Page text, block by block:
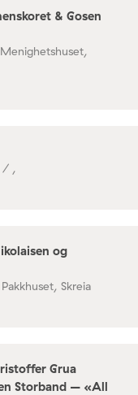
& Gosen
/ ,
og
Skreia
Grua
Storband – «All